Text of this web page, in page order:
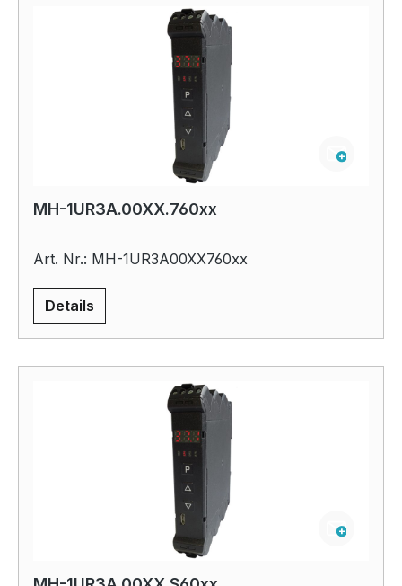
MH-1UR3A.00XX.760xx
Art. Nr.: MH-1UR3A00XX760xx
Details